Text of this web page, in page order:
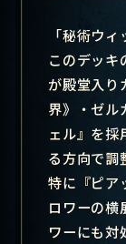
「秘術ウ
このデッキ
が殿堂入り
界》・ゼル
ェル』を採
る方向で調
特に『ピア
ロワーの横
ワーにも対